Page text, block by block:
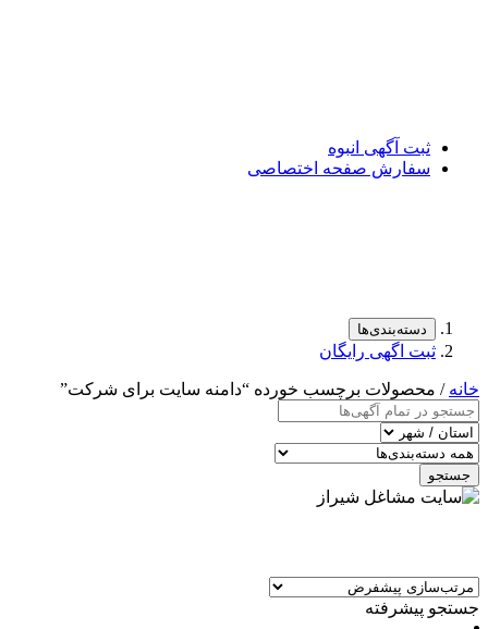
ثبت آگهی انبوه
سفارش صفحه اختصاصی
دسته‌بندی‌ها
ثبت اگهی رایگان
خانه / محصولات برچسب خورده “دامنه سایت برای شرکت”
جستجو
جستجو پیشرفته